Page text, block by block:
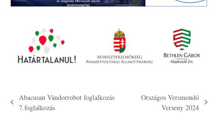
previous
Abacusan Vándorrobot foglalkozás
7.foglalkozás
Országos Versmondó
Verseny 2024